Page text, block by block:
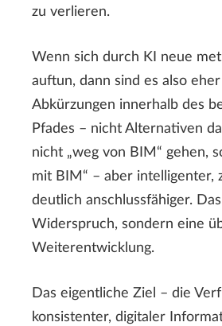
zu verlieren.
Wenn sich durch KI neue
auftun, dann sind es also
Abkürzungen innerhalb des
Pfades – nicht Alternativen
nicht „weg von BIM“ gehen,
mit BIM“ – aber intelligenter,
deutlich anschlussfähiger.
Widerspruch, sondern eine
Weiterentwicklung.
Das eigentliche Ziel – die
konsistenter, digitaler